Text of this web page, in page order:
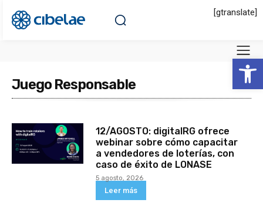
Abrir
[gtranslate]
Juego Responsable
12/AGOSTO: digitalRG ofrece
webinar sobre cómo capacitar
a vendedores de loterías, con
caso de éxito de LONASE
5 agosto, 2026
Leer más